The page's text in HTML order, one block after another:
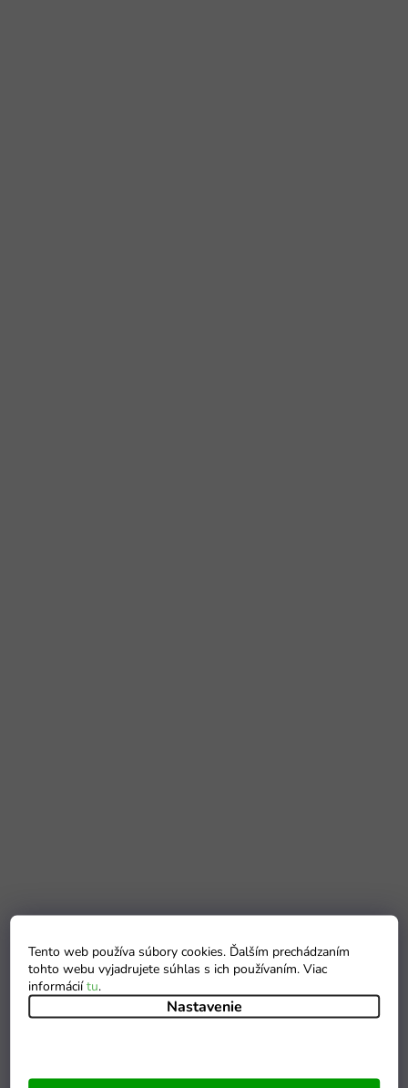
Tento web používa súbory cookies. Ďalším prechádzaním
tohto webu vyjadrujete súhlas s ich používaním. Viac
informáciítu.
Nastavenie